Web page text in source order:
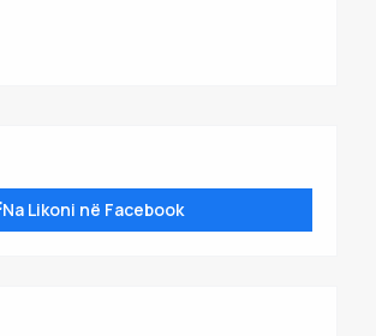
Na Likoni në Facebook